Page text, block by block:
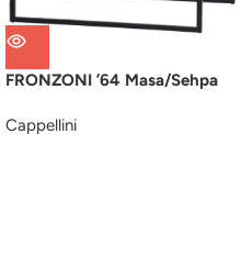
FRONZONI ’64 Masa/Sehpa
Cappellini